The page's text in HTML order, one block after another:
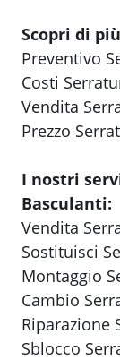
Scopri di
Preventivo
Costi
Vendita
Prezzo
I nostri
Basculanti:
Vendita
Sostituisci
Montaggio
Cambio
Riparazione
Sblocco